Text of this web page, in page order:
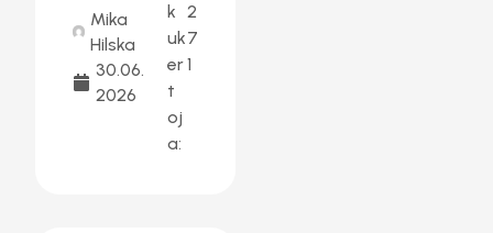
Mika
Hilska
30.06.
2026
k
uk
er
t
oj
a:
2
7
1